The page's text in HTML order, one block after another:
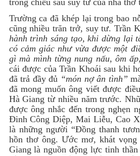
trong chiều sâu suy tư của nhà thơ
Trường ca đã khép lại trong bao
cũng nhiều trăn trở, suy tư. Trần
hành trình sáng tạo, khi dừng lại
có cảm giác như vừa được một
gì mà mình từng nung nấu, ôm
cái được của Trần Khoái sau khi
đã trả đầy đủ “món nợ ân tình”
đã mong muốn ông viết được
Hà Giang từ nhiều năm trước.
được ông nhắc đến trong nghẹn
Đinh Công Diệp, Mai Liễu, Cao
là những người “Đồng thanh
hồn thơ ông. Ước mơ, khát vọng
Giang là nguồn động lực tinh